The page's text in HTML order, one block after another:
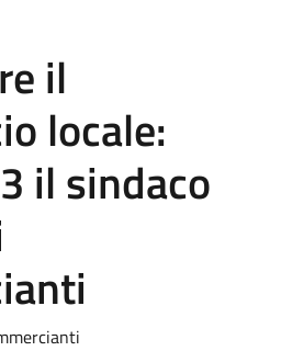
il
locale:
il sindaco